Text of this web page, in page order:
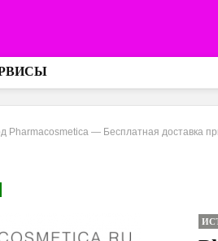
Pharmacosmetica — Бесплатная доставка